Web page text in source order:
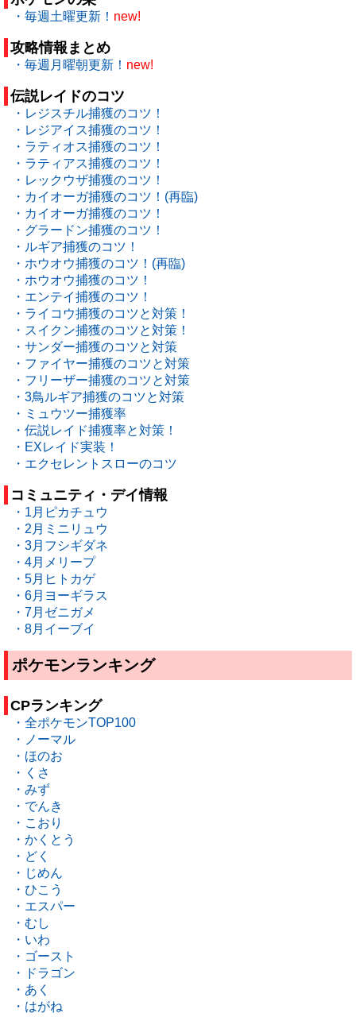
・毎週土曜更新！ new!
攻略情報まとめ
・毎週月曜朝更新！ new!
伝説レイドのコツ
・レジスチル捕獲のコツ！
・レジアイス捕獲のコツ！
・ラティオス捕獲のコツ！
・ラティアス捕獲のコツ！
・レックウザ捕獲のコツ！
・カイオーガ捕獲のコツ！(再臨)
・カイオーガ捕獲のコツ！
・グラードン捕獲のコツ！
・ルギア捕獲のコツ！
・ホウオウ捕獲のコツ！(再臨)
・ホウオウ捕獲のコツ！
・エンテイ捕獲のコツ！
・ライコウ捕獲のコツと対策！
・スイクン捕獲のコツと対策！
・サンダー捕獲のコツと対策
・ファイヤー捕獲のコツと対策
・フリーザー捕獲のコツと対策
・3鳥ルギア捕獲のコツと対策
・ミュウツー捕獲率
・伝説レイド捕獲率と対策！
・EXレイド実装！
・エクセレントスローのコツ
コミュニティ・デイ情報
・1月ピカチュウ
・2月ミニリュウ
・3月フシギダネ
・4月メリープ
・5月ヒトカゲ
・6月ヨーギラス
・7月ゼニガメ
・8月イーブイ
ポケモンランキング
CPランキング
・全ポケモンTOP100
・ノーマル
・ほのお
・くさ
・みず
・でんき
・こおり
・かくとう
・どく
・じめん
・ひこう
・エスパー
・むし
・いわ
・ゴースト
・ドラゴン
・あく
・はがね